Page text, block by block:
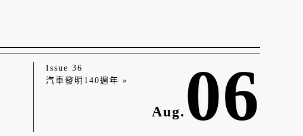
Issue 36
汽車發明140週年 »
Aug. 06